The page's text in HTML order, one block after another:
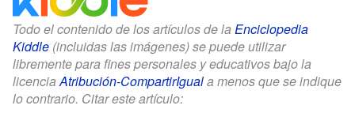
Todo el contenido de los artículos de la Enciclopedia
Kiddle (incluidas las imágenes) se puede utilizar
libremente para fines personales y educativos bajo la
licenciaAtribución-CompartirIguala menos que se indique
lo contrario. Citar este artículo: